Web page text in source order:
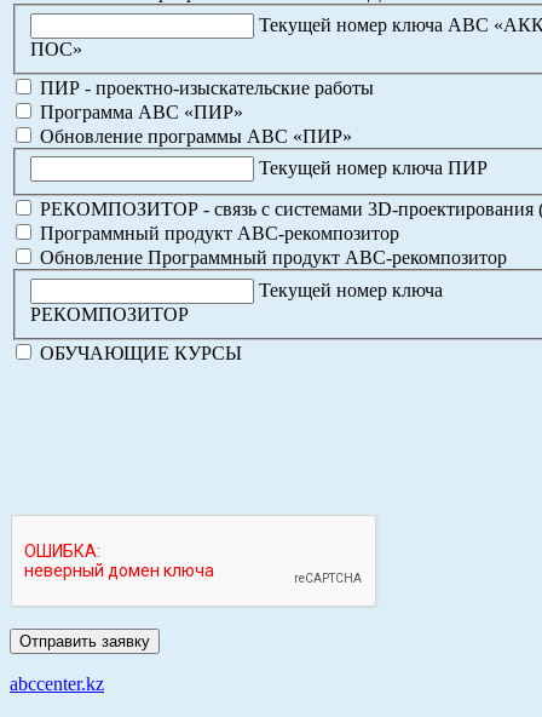
Текущей номер ключа АВС
ПОС»
ПИР - проектно-изыскательские работы
Программа АВС «ПИР»
Обновление программы АВС «ПИР»
Текущей номер ключа ПИР
РЕКОМПОЗИТОР - связь с системами 3D-проектирования
Программный продукт АВС-рекомпозитор
Обновление Программный продукт АВС-рекомпозитор
Текущей номер ключа
РЕКОМПОЗИТОР
ОБУЧАЮЩИЕ КУРСЫ
abccenter.kz